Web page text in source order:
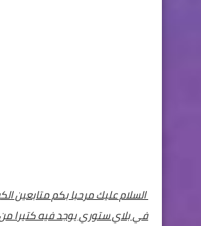
في بلاي ستوري يوجد فيه كتيرا من